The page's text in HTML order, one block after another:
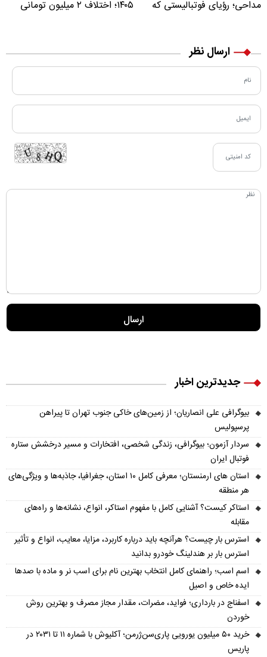
مداحی؛ رؤیای فوتبالیستی که
۱۴۰۵؛ اختلاف ۲ میلیون تومانی
ارسال نظر
جدیدترین اخبار
بیوگرافی علی انصاریان؛ از زمین‌های خاکی جنوب تهران تا پیراهن
پرسپولیس
سردار آزمون؛ بیوگرافی، زندگی شخصی، افتخارات و مسیر درخشش ستاره
فوتبال ایران
استان های ارمنستان؛ معرفی کامل ۱۰ استان، جغرافیا، جاذبه‌ها و ویژگی‌های
هر منطقه
استاکر کیست؟ آشنایی کامل با مفهوم استاکر، انواع، نشانه‌ها و راه‌های
مقابله
استرس بار چیست؟ هرآنچه باید درباره کاربرد، مزایا، معایب، انواع و تأثیر
استرس بار بر هندلینگ خودرو بدانید
اسم اسب؛ راهنمای کامل انتخاب بهترین نام برای اسب نر و ماده با صدها
ایده خاص و اصیل
اسفناج در بارداری؛ فواید، مضرات، مقدار مجاز مصرف و بهترین روش
خوردن
خرید ۵۰ میلیون یورویی پاری‌سن‌ژرمن؛ آکلیوش با شماره ۱۱ تا ۲۰۳۱ در
پاریس